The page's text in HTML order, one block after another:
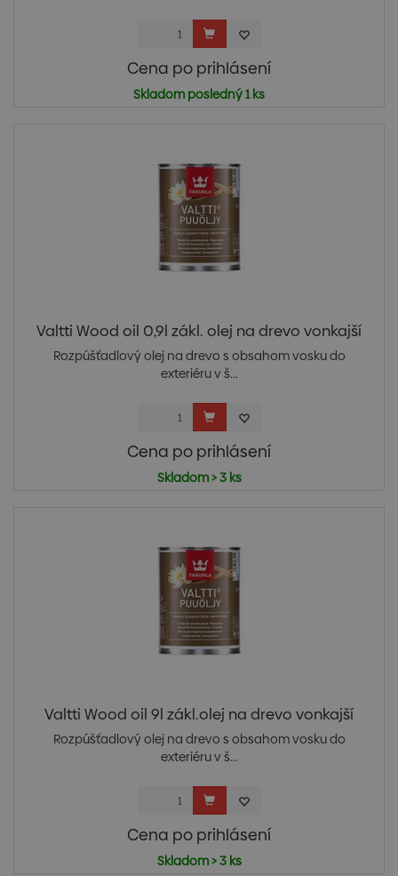
Cena po prihlásení
Skladom posledný 1 ks
Valtti Wood oil 0,9l zákl. olej na drevo vonkajší
Rozpúšťadlový olej na drevo s obsahom vosku do
exteriéru v š...
Cena po prihlásení
Skladom > 3 ks
Valtti Wood oil 9l zákl.olej na drevo vonkajší
Rozpúšťadlový olej na drevo s obsahom vosku do
exteriéru v š...
Cena po prihlásení
Skladom > 3 ks